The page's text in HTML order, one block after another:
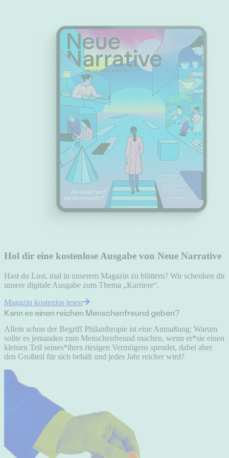
Hol dir eine kostenlose Ausgabe von Neue Narrative
Hast du Lust, mal in unserem Magazin zu blättern? Wir schenken dir
unsere digitale Ausgabe zum Thema „Karriere“.
Magazin kostenlos lesen
Kann es einen reichen Menschenfreund geben?
Allein schon der Begriff Philanthropie ist eine Anmaßung: Warum
sollte es jemanden zum Menschenfreund machen, wenn er*sie einen
kleinen Teil seines*ihres riesigen Vermögens spendet, dabei aber
den Großteil für sich behält und jedes Jahr reicher wird?